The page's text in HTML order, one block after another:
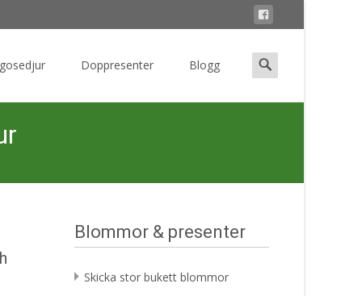
Doppresenter Blogg
Search
for:
Blommor & presenter
Skicka stor bukett blommor